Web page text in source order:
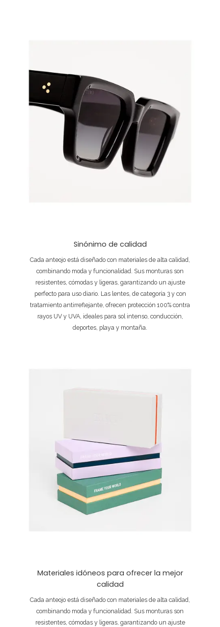
Sinónimo de calidad
Cada anteojo está diseñado con materiales de alta calidad,
combinando moda y funcionalidad. Sus monturas son
resistentes, cómodas y ligeras, garantizando un ajuste
perfecto para uso diario. Las lentes, de categoría 3 y con
tratamiento antirreflejante, ofrecen protección 100% contra
rayos UV y UVA, ideales para sol intenso, conducción,
deportes, playa y montaña.
Materiales idóneos para ofrecer la mejor
calidad
Cada anteojo está diseñado con materiales de alta calidad,
combinando moda y funcionalidad. Sus monturas son
resistentes, cómodas y ligeras, garantizando un ajuste